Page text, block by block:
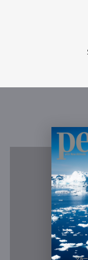
Pen
Official
Pen